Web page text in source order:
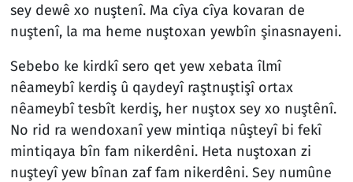
sey dewê xo nuştenî. Ma cîya cîya kovaran de
nuştenî, la ma heme nuştoxan yewbîn şinasnayeni.
Sebebo ke kirdkî sero qet yew xebata îlmî
nêameybî kerdiş û qaydeyî raştnuştişî ortax
nêameybî tesbît kerdiş, her nuştox sey xo nuştênî.
No rid ra wendoxanî yew mintiqa nûşteyî bi fekî
mintiqaya bîn fam nikerdêni. Heta nuştoxan zi
nuşteyî yew bînan zaf fam nikerdêni. Sey numûne